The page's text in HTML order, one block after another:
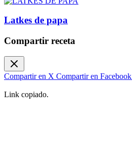
Latkes de papa
Compartir receta
Compartir en X Compartir en Facebook
Link copiado.